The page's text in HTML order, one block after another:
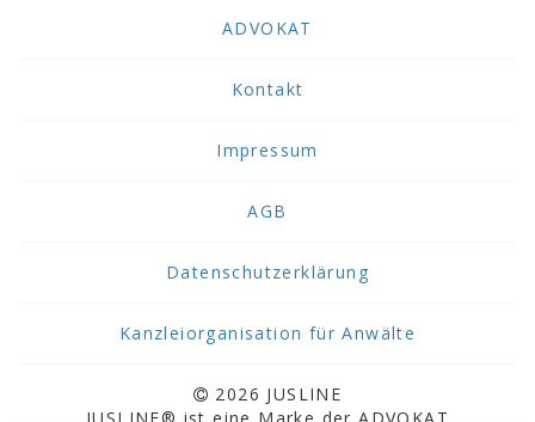
ADVOKAT
Kontakt
Impressum
AGB
Datenschutzerklärung
Kanzleiorganisation für Anwälte
2026 JUSLINE